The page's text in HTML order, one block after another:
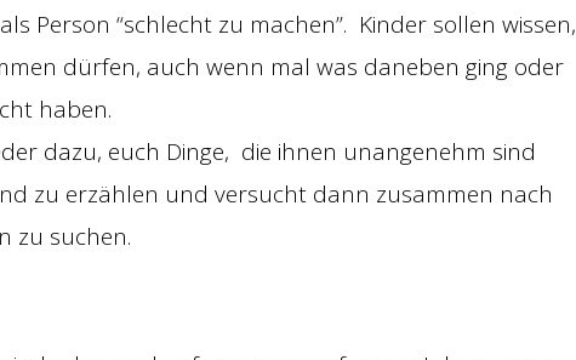
Person “schlecht zu machen”. Kinder sollen wissen,
dürfen, auch wenn mal was daneben ging oder
haben.
dazu, euch Dinge, die ihnen unangenehm sind
zu erzählen und versucht dann zusammen nach
zu suchen.